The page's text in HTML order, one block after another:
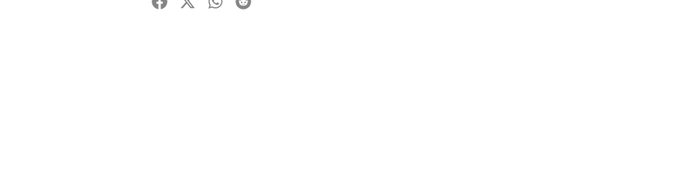
Facebook
TwitterWhatsapp
Reddit